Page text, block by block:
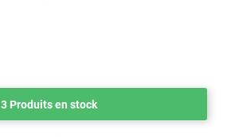
3 Produits en stock